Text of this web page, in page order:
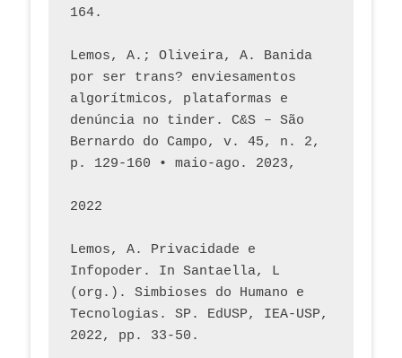
164.
Lemos, A.; Oliveira, A. Banida
por ser trans? enviesamentos
algorítmicos, plataformas e
denúncia no tinder. C&S – São
Bernardo do Campo, v. 45, n. 2,
p. 129-160 • maio-ago. 2023,
2022
Lemos, A. Privacidade e
Infopoder. In Santaella, L
(org.). Simbioses do Humano e
Tecnologias. SP. EdUSP, IEA-USP,
2022, pp. 33-50.